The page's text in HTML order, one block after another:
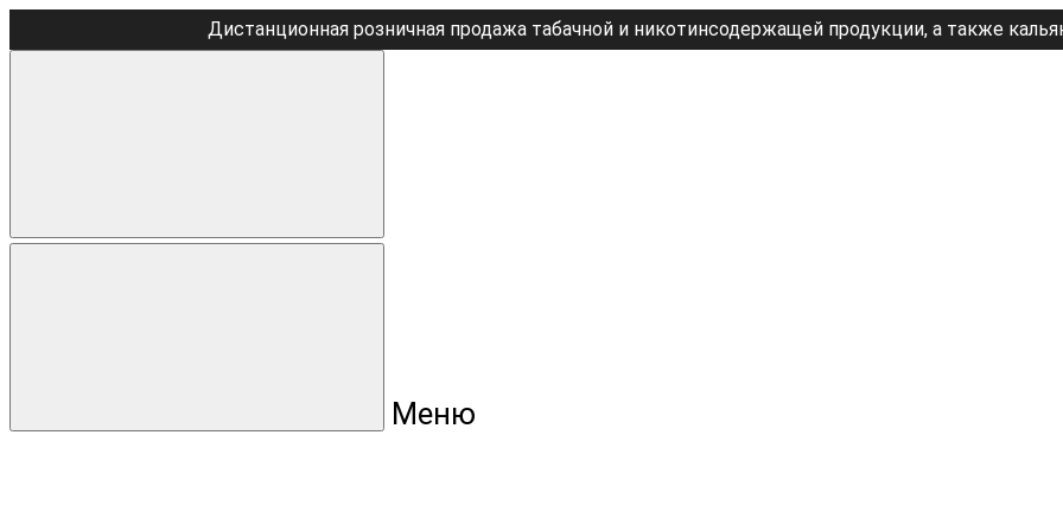
Дистанционная розничная продажа табачной и никотинсодержащей продукции, а также
Меню